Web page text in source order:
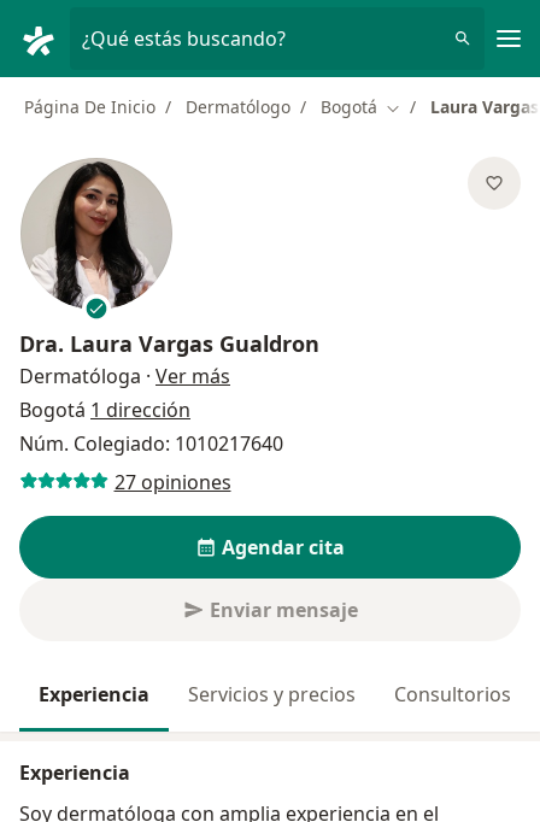
¿Qué estás buscando?
Página De Inicio Dermatólogo Bogotá Cambiar de ciudad
Laura
Dra. Laura Vargas Gualdron
Dermatóloga · Ver más
Bogotá 1 dirección
Núm. Colegiado: 1010217640
27 opiniones
Agendar cita
Enviar mensaje
Experiencia Servicios y precios Consultorios
Experiencia
Soy dermatóloga con amplia experiencia en el